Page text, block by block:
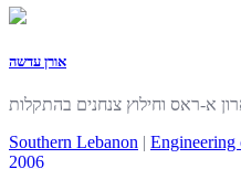
אורן עדשה
א-ראס וחילוץ צנחנים בהתקלות
Southern Lebanon | Engineering
2006